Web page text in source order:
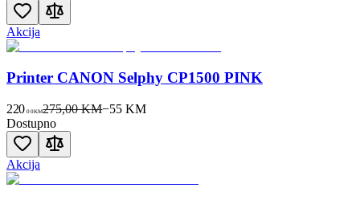
Akcija
Printer CANON Selphy CP1500 PINK
220 00KM275,00 KM−55 KM
Dostupno
Akcija